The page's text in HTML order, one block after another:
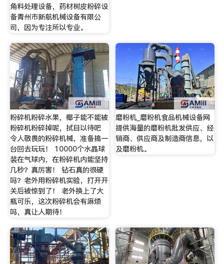
角料处理设备，药材树皮粉碎设
备青州市新航机械设备有限公
司，因为专注所以专业。
粉碎机粉碎水果，椰子能不能被
粉碎机粉碎掉呢，拭目以待吧
令人敬畏的粉碎机械，准备搞一
台回去玩玩！ 10000个水晶球
装在气球内，在粉碎机内能坚持
几秒？真厉害！ 钻石真的很硬
吗？老外用粉碎机实验，打开开
关后被惊到了！ 老外换上了大
瓶可乐，这次粉碎机会有麻烦
吗，真让人期待！
磨粉机_磨粉机食品机械设备网
提供海量的磨粉机批发供应、经
销商、供应商及制造商信息，以
及磨粉机。